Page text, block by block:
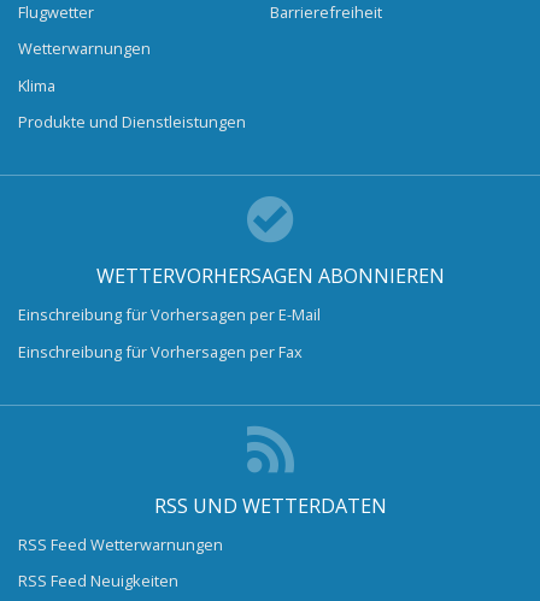
Flugwetter
Wetterwarnungen
Klima
Produkte und Dienstleistungen
Barrierefreiheit
WETTERVORHERSAGEN ABONNIEREN
Einschreibung für Vorhersagen per E-Mail
Einschreibung für Vorhersagen per Fax
RSS UND WETTERDATEN
RSS Feed Wetterwarnungen
RSS Feed Neuigkeiten